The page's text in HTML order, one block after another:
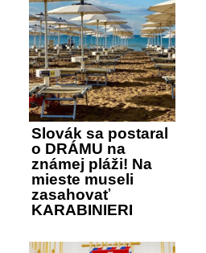
Slovák sa postaral
o DRÁMU na
známej pláži! Na
mieste museli
zasahovať
KARABINIERI